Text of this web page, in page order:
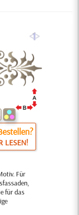
a
LESEN!
Für
für das